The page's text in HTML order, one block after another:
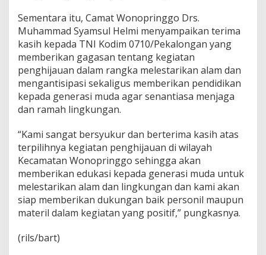
Sementara itu, Camat Wonopringgo Drs.
Muhammad Syamsul Helmi menyampaikan terima
kasih kepada TNI Kodim 0710/Pekalongan yang
memberikan gagasan tentang kegiatan
penghijauan dalam rangka melestarikan alam dan
mengantisipasi sekaligus memberikan pendidikan
kepada generasi muda agar senantiasa menjaga
dan ramah lingkungan.
“Kami sangat bersyukur dan berterima kasih atas
terpilihnya kegiatan penghijauan di wilayah
Kecamatan Wonopringgo sehingga akan
memberikan edukasi kepada generasi muda untuk
melestarikan alam dan lingkungan dan kami akan
siap memberikan dukungan baik personil maupun
materil dalam kegiatan yang positif,” pungkasnya.
(rils/bart)